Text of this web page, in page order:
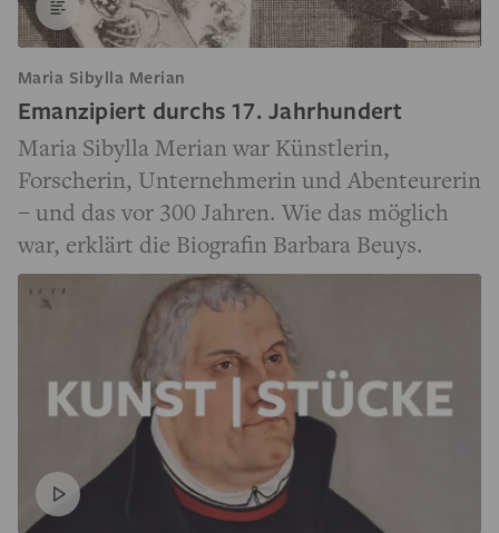
Maria Sibylla Merian
Emanzipiert durchs 17. Jahrhun­dert
Maria Sibylla Merian war Künstlerin,
Forscherin, Unternehmerin und Abenteurerin
– und das vor 300 Jahren. Wie das möglich
war, erklärt die Biografin Barbara Beuys.